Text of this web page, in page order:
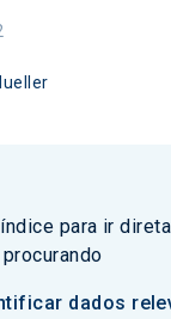
para ir
dados